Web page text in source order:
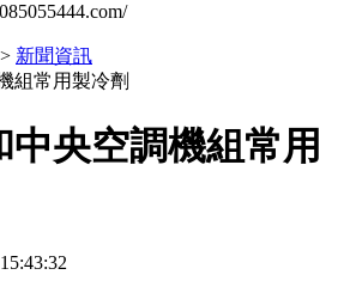
> 新聞資訊
組常用製冷劑
中央空調機組常用